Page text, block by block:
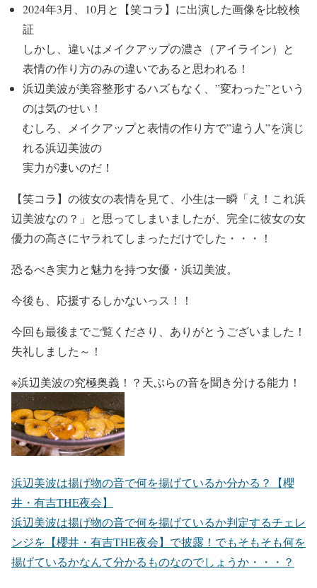
2024年3月、10月と【笑コラ】に出演した画像を比較検
証
しかし、 違いはメイクアップの濃さ（アイライン）と
表情の作り方のみの違いであると思われる！
浜辺美波が美容整形するハズもなく、”変わった”という
のは気のせい！
むしろ、 メイクアップと表情の作り方で”違う人”を演じ
れる浜辺美波の
実力が凄いのだ！
【笑コラ】の彼女の表情を見て、小生は一瞬 「え！これ浜
辺美波なの？」 と思ってしまいましたが、 完全に彼女の女
優力の高さにヤラれてしまっただけでした・・・！
恐るべき実力と魅力を持つ女優・浜辺美波。
今後も、 応援するしかないっス！！
今回も最後までご覧くださり、ありがとうございました！
失礼しました～！
※浜辺美波の究極奥義！？天ぷらの音を聞き分ける能力！
浜辺美波は揚げ物の音で何を揚げているか分かる？【櫻
井・有吉THE夜会】
浜辺美波は揚げ物の音で何を揚げているか判定するチェレ
ンジを【櫻井・有吉THE夜会】で披露！でもそもそも何を
揚げているかなんて分かるものなのでしょうか・・・？